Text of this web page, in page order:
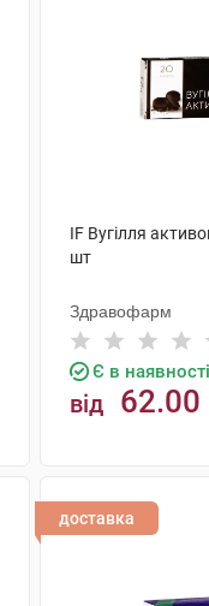
IF Вугілля
шт
Здравофарм
Є в наявності
від 62.00
доставка